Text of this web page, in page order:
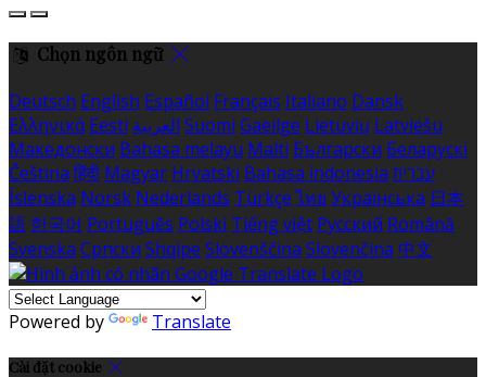
Chọn ngôn ngữ
Deutsch English Español Français Italiano Dansk
Ελληνικά Eesti العربية Suomi Gaeilge Lietuvių Latviešu
Македонски Bahasa melayu Malti Български Беларускі
Čeština हिंदी Magyar Hrvatski Bahasa indonesia עברית
Íslenska Norsk Nederlands Türkçe ไทย Українська 日本
語 한국어 Português Polski Tiếng việt Русский Română
Svenska Српски Shqipe Slovenščina Slovenčina 中文
Powered by Translate
Cài đặt cookie